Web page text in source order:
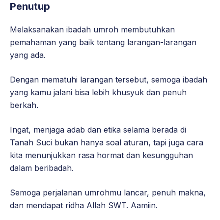
Penutup
Melaksanakan ibadah umroh membutuhkan
pemahaman yang baik tentang larangan-larangan
yang ada.
Dengan mematuhi larangan tersebut, semoga ibadah
yang kamu jalani bisa lebih khusyuk dan penuh
berkah.
Ingat, menjaga adab dan etika selama berada di
Tanah Suci bukan hanya soal aturan, tapi juga cara
kita menunjukkan rasa hormat dan kesungguhan
dalam beribadah.
Semoga perjalanan umrohmu lancar, penuh makna,
dan mendapat ridha Allah SWT. Aamiin.